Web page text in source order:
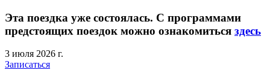
Эта поездка уже состоялась. С программами
предстоящих поездок можно ознакомиться здесь
3 июля 2026 г.
Записаться